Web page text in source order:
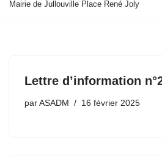
Mairie de Jullouville Place René Joly
Lettre d’information
par ASADM 16 février 2025